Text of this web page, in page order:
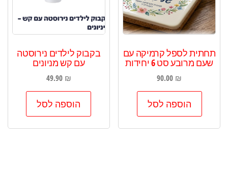
תחתית לספל קרמיקה עם
שעם מרובע סט 6 יחידות
90.00 ₪
הוספה לסל
בקבוק לילדים נירוסטה
עם קש מניונים
49.90 ₪
הוספה לסל